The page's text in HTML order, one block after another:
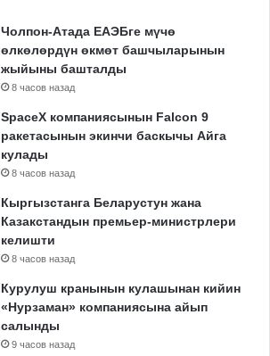
Чолпон-Атада ЕАЭБге мүчө
өлкөлөрдүн өкмөт башчыларынын
жыйыны башталды
8 часов назад
SpaceX компаниясынын Falcon 9
ракетасынын экинчи баскычы Айга
кулады
8 часов назад
Кыргызстанга Беларустун жана
Казакстандын премьер-министрлери
келишти
8 часов назад
Курулуш кранынын кулашынан кийин
«Нурзаман» компаниясына айып
салынды
9 часов назад